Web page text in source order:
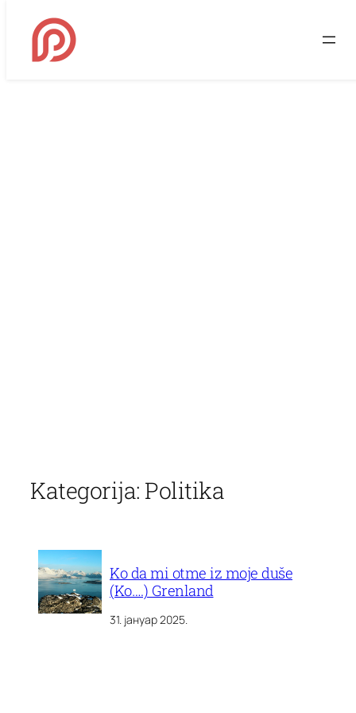
садржај
Kategorija: Politika
Ko da mi otme iz moje duše
(Ko….) Grenland
31. јануар 2025.